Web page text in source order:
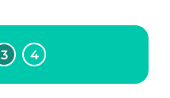
Når du skifter fyret ud
med en varmepumpe,
opnår du en række
3 4